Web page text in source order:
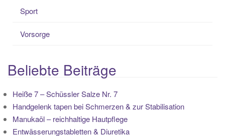
Sport
Vorsorge
Beliebte Beiträge
Heiße 7 – Schüssler Salze Nr. 7
Handgelenk tapen bei Schmerzen & zur Stabilisation
Manukaöl – reichhaltige Hautpflege
Entwässerungstabletten & Diuretika